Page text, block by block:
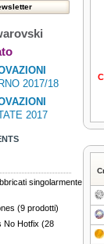
2017/18
2017
singolarmente
(9 prodotti)
No Hotfix (28